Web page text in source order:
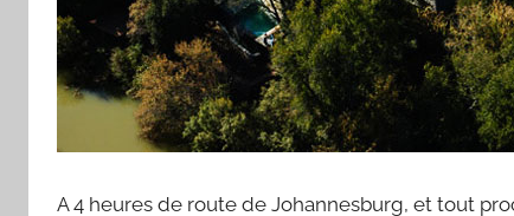
A 4 heures de route de Johannesburg, et tout